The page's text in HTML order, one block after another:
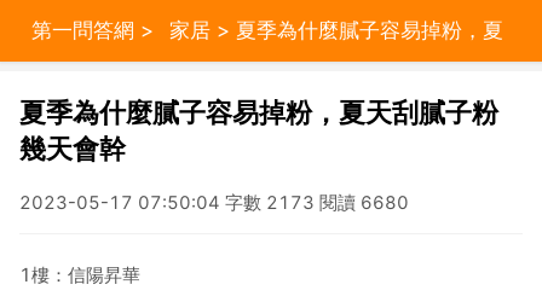
第一問答網 > 家居 > 夏季為什麼膩子容易掉粉，夏
天刮膩子粉幾天會幹
夏季為什麼膩子容易掉粉，夏天刮膩子粉
幾天會幹
2023-05-17 07:50:04 字數 2173 閱讀 6680
1樓：信陽昇華